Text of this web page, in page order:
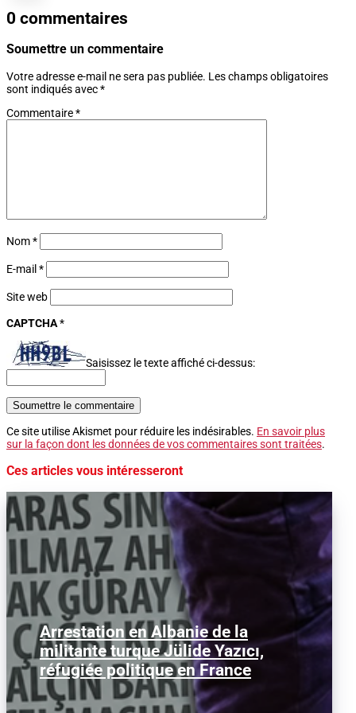
0 commentaires
Soumettre un commentaire
Votre adresse e-mail ne sera pas publiée. Les champs obligatoires
sont indiqués avec*
Commentaire*
Nom*
E-mail *
Site web
CAPTCHA*
Saisissez le texte affiché ci-dessus:
Soumettre le commentaire
Ce site utilise Akismet pour réduire les indésirables. En savoir plus
sur la façon dont les données de vos commentaires sont traitées.
Ces articles vous intéresseront
Arrestation en Albanie de la
militante turque Jülide Yazıcı,
réfugiée politique en France
Jülide Yazıcı, militante marxiste et
réfugiée politique turque vivant en
France depuis plus de...